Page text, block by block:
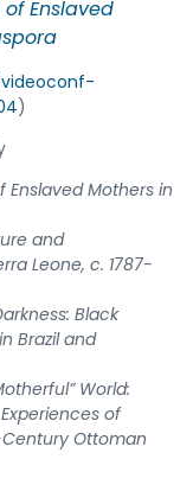
Enslaved
)
Enslaved Mothers in
and
Leone, c. 1787-
Black
Brazil and
World:
of
Ottoman